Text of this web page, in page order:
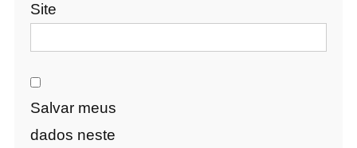
Site
Salvar meus
dados neste